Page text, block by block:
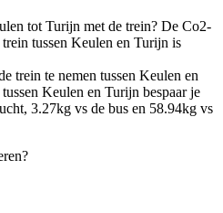
tot Turijn met de trein? De Co2-
tussen Keulen en Turijn is
trein te nemen tussen Keulen en
Keulen en Turijn bespaar je
3.27kg vs de bus en 58.94kg vs